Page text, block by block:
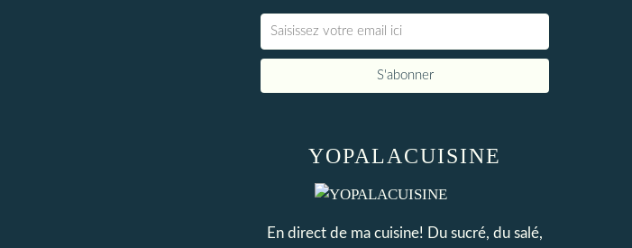
YOPALACUISINE
En direct de ma cuisine! Du sucré, du salé,